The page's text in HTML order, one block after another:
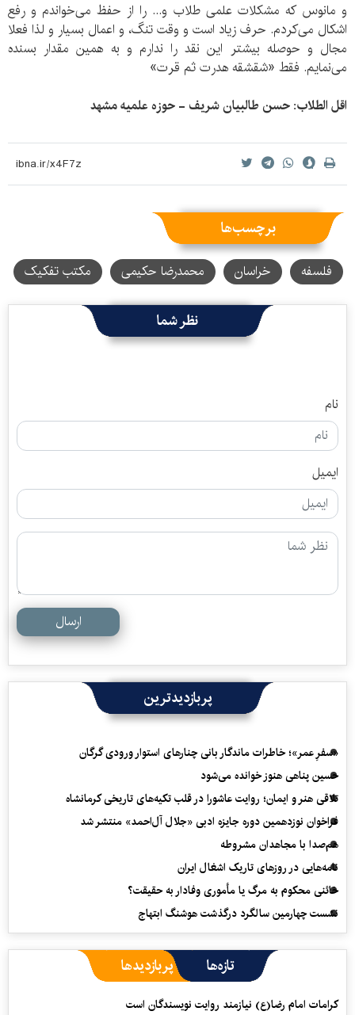
و مانوس که مشکلات علمی‌ طلاب و... را از حفظ می‌خواندم و رفع
اشکال می‌کردم. حرف زیاد است و وقت تنگ، و اعمال بسیار و لذا فعلا
مجال و حوصله بیشتر این نقد را ندارم و به همین مقدار بسنده
می‌نمایم. فقط «شقشقه هدرت ثم قرت»
اقل الطلاب: حسن طالبیان شریف - حوزه علمیه مشهد
برچسب‌ها
فلسفه خراسان محمدرضا حکیمی مکتب تفکیک
نظر شما
نام
ایمیل
ارسال
پربازدیدترین
«سفرِ عمر»؛ خاطرات ماندگار بانی چنارهای استوار ورودی گرگان
حسین پناهی هنوز خوانده می‌شود
تلاقی هنر و ایمان؛ روایت عاشورا در قلب تکیه‌های تاریخی کرمانشاه
فراخوان نوزدهمین دوره جایزه ادبی «جلال آل‌احمد» منتشر شد
هم‌صدا با مجاهدان مشروطه
نامه‌هایی در روزهای تاریک اشغال ایران
خائنی محکوم به مرگ یا مأموری وفادار به حقیقت؟
نشست چهارمین سالگرد درگذشت هوشنگ ابتهاج
تازه‌ها پربازدیدها
کرامات امام رضا(ع) نیازمند روایت نویسندگان است